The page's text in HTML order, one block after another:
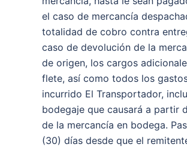
el caso de mercancía
totalidad de cobro contra
caso de devolución de la
de origen, los cargos
flete, así como todos los
incurrido El Transportador,
bodegaje que causará a partir
de la mercancía en bodega.
(30) días desde que el